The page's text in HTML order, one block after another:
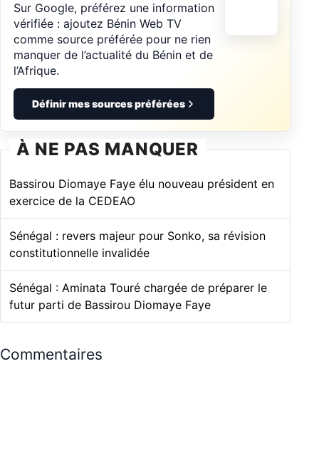
Sur Google, préférez une information
vérifiée : ajoutez Bénin Web TV
comme source préférée pour ne rien
manquer de l’actualité du Bénin et de
l’Afrique.
Définir mes sources préférées
À NE PAS MANQUER
Bassirou Diomaye Faye élu nouveau président en
exercice de la CEDEAO
Sénégal : revers majeur pour Sonko, sa révision
constitutionnelle invalidée
Sénégal : Aminata Touré chargée de préparer le
futur parti de Bassirou Diomaye Faye
Commentaires